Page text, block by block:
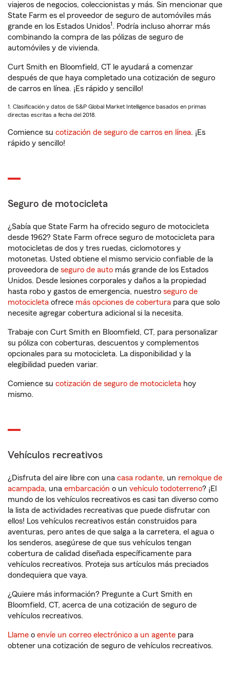
viajeros de negocios, coleccionistas y más. Sin mencionar que
State Farm es el proveedor de seguro de automóviles más
grande en los Estados Unidos1. Podría incluso ahorrar más
combinando la compra de las pólizas de seguro de
automóviles y de vivienda.
Curt Smith en Bloomfield, CT le ayudará a comenzar
después de que haya completado una cotización de seguro
de carros en línea. ¡Es rápido y sencillo!
1. Clasificación y datos de S&P Global Market Intelligence basados en primas
directas escritas a fecha del 2018.
Comience su cotización de seguro de carros en línea. ¡Es
rápido y sencillo!
Seguro de motocicleta
¿Sabía que State Farm ha ofrecido seguro de motocicleta
desde 1962? State Farm ofrece seguro de motocicleta para
motocicletas de dos y tres ruedas, ciclomotores y
motonetas. Usted obtiene el mismo servicio confiable de la
proveedora de seguro de auto más grande de los Estados
Unidos. Desde lesiones corporales y daños a la propiedad
hasta robo y gastos de emergencia, nuestro seguro de
motocicleta ofrece más opciones de cobertura para que solo
necesite agregar cobertura adicional si la necesita.
Trabaje con Curt Smith en Bloomfield, CT, para personalizar
su póliza con coberturas, descuentos y complementos
opcionales para su motocicleta. La disponibilidad y la
elegibilidad pueden variar.
Comience su cotización de seguro de motocicleta hoy
mismo.
Vehículos recreativos
¿Disfruta del aire libre con una casa rodante, un remolque de
acampada, una embarcación o un vehículo todoterreno? ¡El
mundo de los vehículos recreativos es casi tan diverso como
la lista de actividades recreativas que puede disfrutar con
ellos! Los vehículos recreativos están construidos para
aventuras, pero antes de que salga a la carretera, el agua o
los senderos, asegúrese de que sus vehículos tengan
cobertura de calidad diseñada específicamente para
vehículos recreativos. Proteja sus artículos más preciados
dondequiera que vaya.
¿Quiere más información? Pregunte a Curt Smith en
Bloomfield, CT, acerca de una cotización de seguro de
vehículos recreativos.
Llame o envíe un correo electrónico a un agente para
obtener una cotización de seguro de vehículos recreativos.